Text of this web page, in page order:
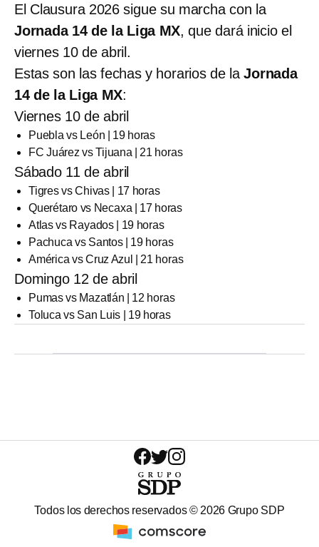
El Clausura 2026 sigue su marcha con la
Jornada 14 de la Liga MX, que dará inicio el
viernes 10 de abril.
Estas son las fechas y horarios de laJornada
14 de la Liga MX:
Viernes 10 de abril
Puebla vs León | 19 horas
FC Juárez vs Tijuana | 21 horas
Sábado 11 de abril
Tigres vs Chivas | 17 horas
Querétaro vs Necaxa | 17 horas
Atlas vs Rayados | 19 horas
Pachuca vs Santos | 19 horas
América vs Cruz Azul | 21 horas
Domingo 12 de abril
Pumas vs Mazatlán | 12 horas
Toluca vs San Luis | 19 horas
Todos los derechos reservados ©2026 Grupo SDP